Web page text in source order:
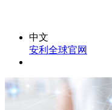
中文
安利全球官网